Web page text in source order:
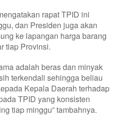
rapat TPID ini
dan Presiden juga akan
ke lapangan harga barang
tiap Provinsi.
adalah beras dan minyak
terkendali sehingga beliau
Kepala Daerah terhadap
TPID yang konsisten
tiap minggu” tambahnya.